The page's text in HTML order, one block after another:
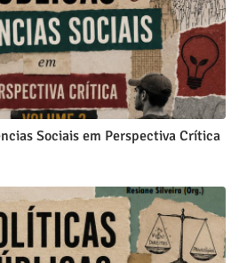
Sociais em Perspectiva Crítica